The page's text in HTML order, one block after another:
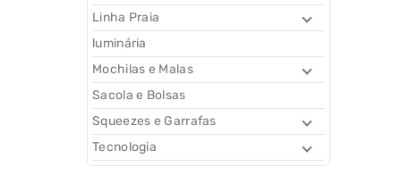
Linha Praia
luminária
Mochilas e Malas
Sacola e Bolsas
Squeezes e Garrafas
Tecnologia